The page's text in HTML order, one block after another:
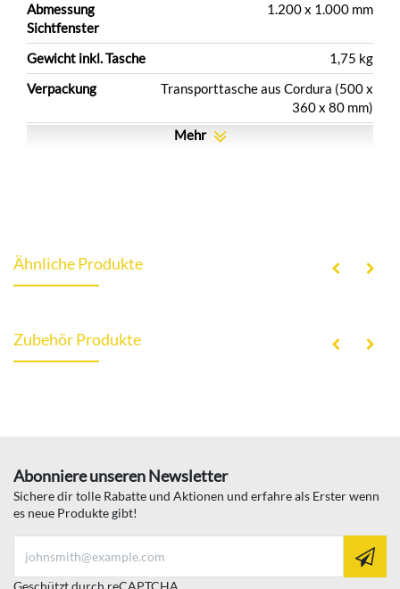
Abmessung
Sichtfenster
1.200 x 1.000 mm
Gewicht inkl. Tasche
1,75 kg
Verpackung
Transporttasche aus Cordura (500 x
360 x 80 mm)
Mehr
Ähnliche Produkte
Zubehör Produkte
Abonniere unseren Newsletter
Sichere dir tolle Rabatte und Aktionen und erfahre als Erster wenn
es neue Produkte gibt!